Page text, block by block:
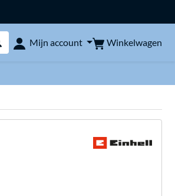
doorzoeken
Mijn account Winkelwagen